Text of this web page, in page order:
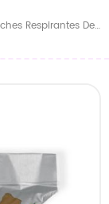
Fournisseur De Couches Respirantes De Qualité Softcare Pour Nouveau-Nés, En Gros Et En Gros, En Chine